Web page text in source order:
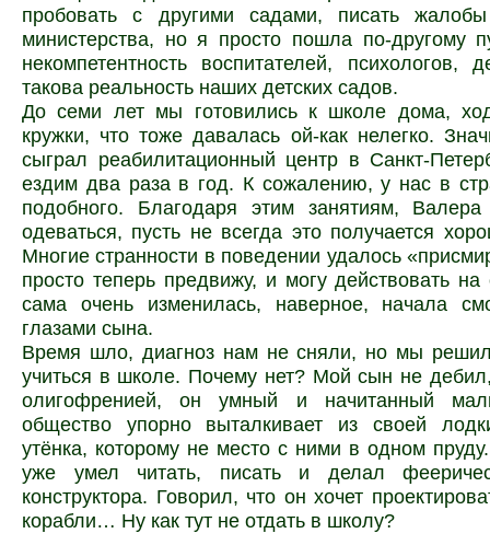
пробовать с другими садами, писать
министерства, но я просто пошла по-другому
некомпетентность воспитателей, психологов,
такова реальность наших детских садов.
До семи лет мы готовились к школе дома,
кружки, что тоже давалась ой-как нелегко.
сыграл реабилитационный центр в Санкт-
ездим два раза в год. К сожалению, у нас в
подобного. Благодаря этим занятиям,
одеваться, пусть не всегда это получается
Многие странности в поведении удалось
просто теперь предвижу, и могу действовать
сама очень изменилась, наверное, начала
глазами сына.
Время шло, диагноз нам не сняли, но мы
учиться в школе. Почему нет? Мой сын не
олигофренией, он умный и начитанный
общество упорно выталкивает из своей
утёнка, которому не место с ними в одном
уже умел читать, писать и делал
конструктора. Говорил, что он хочет
корабли… Ну как тут не отдать в школу?